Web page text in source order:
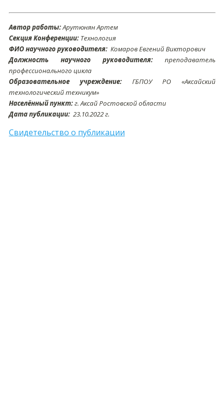
Автор работы:Арутюнян Артем
Секция Конференции: Технология
ФИО научного руководителя: Комаров Евгений Викторович
Должность научного руководителя: преподаватель
профессионального цикла
Образовательное учреждение:ГБПОУ РО «Аксайский
технологический техникум»
Населённый пункт:г. Аксай Ростовской области
Дата публикации: 23.10.2022 г.
Свидетельство о публикации